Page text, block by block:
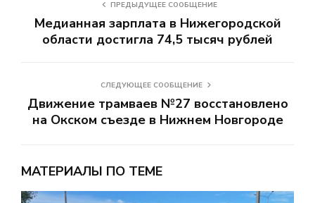
ПРЕДЫДУЩЕЕ СООБЩЕНИЕ
Медианная зарплата в Нижегородской
области достигла 74,5 тысяч рублей
СЛЕДУЮЩЕЕ СООБЩЕНИЕ
Движение трамваев №27 восстановлено
на Окском съезде в Нижнем Новгороде
МАТЕРИАЛЫ ПО ТЕМЕ